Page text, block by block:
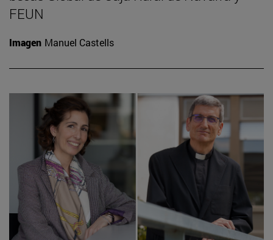
FEUN
Imagen Manuel Castells